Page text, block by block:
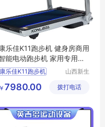
康乐佳K11跑步机 健身房商用
能电动跑步机 家用专用折
康乐佳K11跑步机
家用跑步机 跑步机
山西新生
材有限公
￥ 7980.00 拨打电话